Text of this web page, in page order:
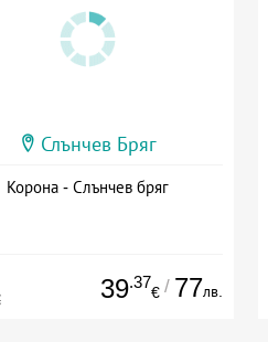
Слънчев Бряг
Корона - Слънчев бряг
39.37
€ / 77лв.